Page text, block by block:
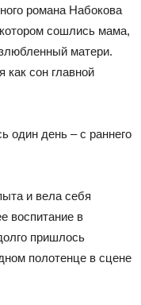
романа Набокова
сошлись мама,
матери.
как сон главной
один день – с раннего
и вела себя
воспитание в
пришлось
полотенце в сцене